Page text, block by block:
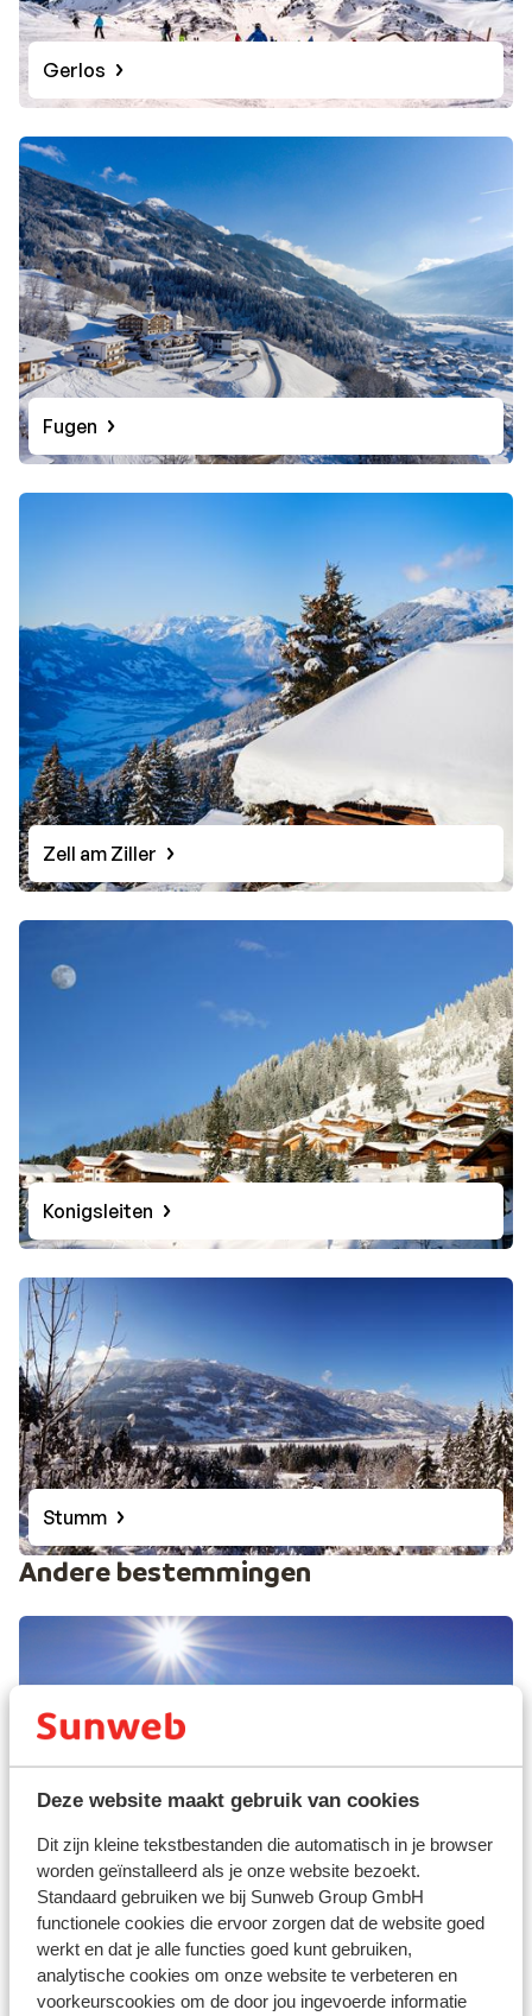
Deze website maakt gebruik van cookies
Dit zijn kleine tekstbestanden die automatisch in je browser
worden geïnstalleerd als je onze website bezoekt.
Standaard gebruiken we bij Sunweb Group GmbH
functionele cookies die ervoor zorgen dat de website goed
werkt en dat je alle functies goed kunt gebruiken,
analytische cookies om onze website te verbeteren en
voorkeurscookies om de door jou ingevoerde informatie
Gerlos
Fugen
Zell am Ziller
Konigsleiten
Stumm
Andere bestemmingen
Aschau